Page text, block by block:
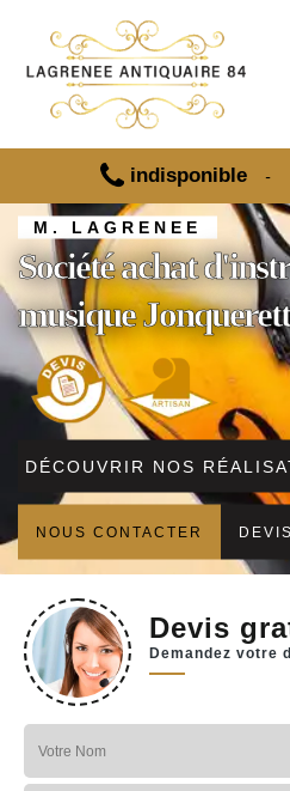
indisponible -
M. LAGRENEE
Société achat
musique
DÉCOUVRIR NOS
NOUS CONTACTER
Devis
Demandez votre